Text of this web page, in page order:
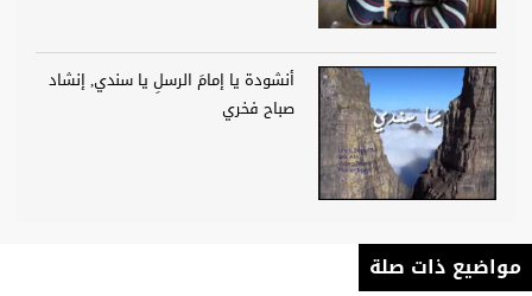
أنشودة يا إمامَ الرسلِ يا سندي, إنشاد
صباح فخري
مواضيع ذات صلة